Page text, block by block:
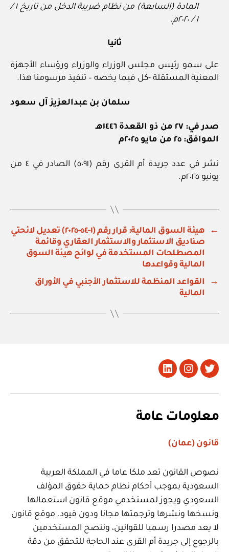
المادة (السابعة) من نظام ضريبة الدخل من تاريخ ١ /
١ / ٢٠٢٠م.
ثانيا
على سمو رئيس مجلس الوزراء والوزراء ورؤساء الأجهزة
المعنية المستقلة -كل فيما يخصه – تنفيذ مرسومنا هذا.
سلمان بن عبدالعزيز آل سعود
صدر في: ٢٧ من ذو القعدة ١٤٤٦هـ
الموافق: ٢٥ من مايو ٢٠٢٥م
نشر في عدد جريدة أم القرى رقم (٥٠٩١) الصادر في ٤ من
يونيو ٢٠٢٥م.
←
هيئة السوق المالية: قرار رقم (١-٥٤-٢٠٢٥) تعديل لائحتي
صناديق الاستثمار والاستثمار العقاري وقائمة
المصطلحات المستخدمة في لوائح هيئة السوق
المالية وقواعدها
→
القواعد المنظمة للاستثمار الأجنبي في الأوراق
المالية
تويتر Instagram
LinkedIn
معلومات عامة
قانون (عمان)
نصوص القانون تعد ملكا عاما في المملكة العربية
السعودية بموجب أحكام نظام حماية حقوق المؤلف
السعودي ويجوز لمستخدمي موقع قانون استعمالها
ونسخها ونشرها وترجمتها مجانا ودون قيود. موقع قانون
لا يعد مصدرا رسميا للقوانين، وننصح المستخدمين
بالرجوع إلى جريدة أم القرى عند الحاجة للتحقق من دقة